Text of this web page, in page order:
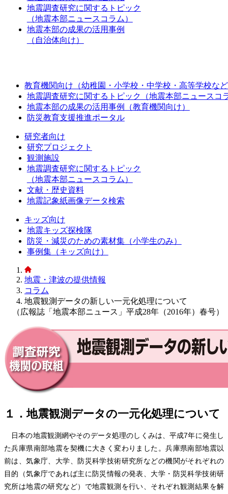
地震調査研究に関するトピック
（地震本部ニュースコラム）
地震本部の成果の活用事例
（自治体向け）
教育機関向け（幼稚園・小学校・中学校・高等学校な
地震調査研究に関するトピック（地震本部ニュースコ
地震本部の成果の活用事例（教育機関向け）
防災教育支援推進ポータル
研究者向け
研究プロジェクト
観測施設
地震調査研究に関するトピック
（地震本部ニュースコラム）
文献・歴史資料
地震記象紙画像データ検索
キッズ向け
地震キッズ探検隊
防災・減災のための素材集（小学生のみ）
事例集（キッズ向け）
地震・津波の提供情報
コラム
地震観測データの新しい一元化処理について
（広報誌「地震本部ニュース」平成28年（2016年）春号）
１．地震観測データの一元化処理について
日本の地震観測網やそのデータ処理のしくみは、平成7年に発生し
た兵庫県南部地震を契機に大きく変わりました。兵庫県南部地震以
前は、気象庁、大学、防災科学技術研究所などの機関がそれぞれの
目的（気象庁であれば主に防災情報の発表、大学・防災科学技術研
究所は地震の研究など）で地震観測を行い、それぞれ観測結果を解